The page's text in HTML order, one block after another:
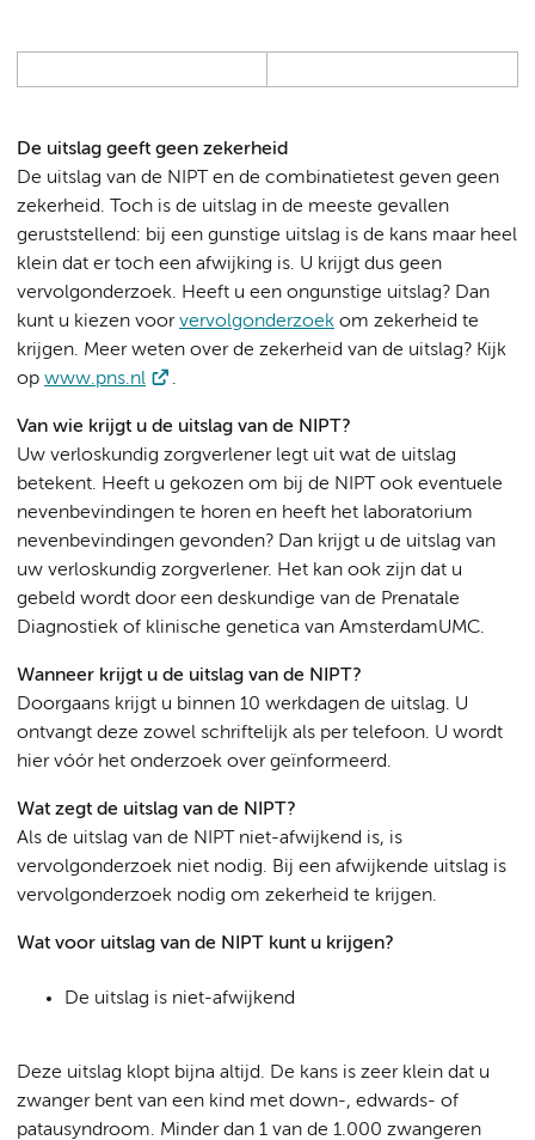
De uitslag geeft geen zekerheid
De uitslag van de NIPT en de combinatietest geven geen
zekerheid. Toch is de uitslag in de meeste gevallen
geruststellend: bij een gunstige uitslag is de kans maar heel
klein dat er toch een afwijking is. U krijgt dus geen
vervolgonderzoek. Heeft u een ongunstige uitslag? Dan
kunt u kiezen voorvervolgonderzoek om zekerheid te
krijgen. Meer weten over de zekerheid van de uitslag? Kijk
op www.pns.nl .
Van wie krijgt u de uitslag van de NIPT?
Uw verloskundig zorgverlener legt uit wat de uitslag
betekent. Heeft u gekozen om bij de NIPT ook eventuele
nevenbevindingen te horen en heeft het laboratorium
nevenbevindingen gevonden? Dan krijgt u de uitslag van
uw verloskundig zorgverlener. Het kan ook zijn dat u
gebeld wordt door een deskundige van de Prenatale
Diagnostiek of klinische genetica van AmsterdamUMC.
Wanneer krijgt u de uitslag van de NIPT?
Doorgaans krijgt u binnen 10 werkdagen de uitslag. U
ontvangt deze zowel schriftelijk als per telefoon. U wordt
hier vóór het onderzoek over geïnformeerd.
Wat zegt de uitslag van de NIPT?
Als de uitslag van de NIPT niet-afwijkend is, is
vervolgonderzoek niet nodig. Bij een afwijkende uitslag is
vervolgonderzoek nodig om zekerheid te krijgen.
Wat voor uitslag van de NIPT kunt u krijgen?
De uitslag is niet-afwijkend
Deze uitslag klopt bijna altijd. De kans is zeer klein dat u
zwanger bent van een kind met down-, edwards- of
patausyndroom. Minder dan 1 van de 1.000 zwangeren